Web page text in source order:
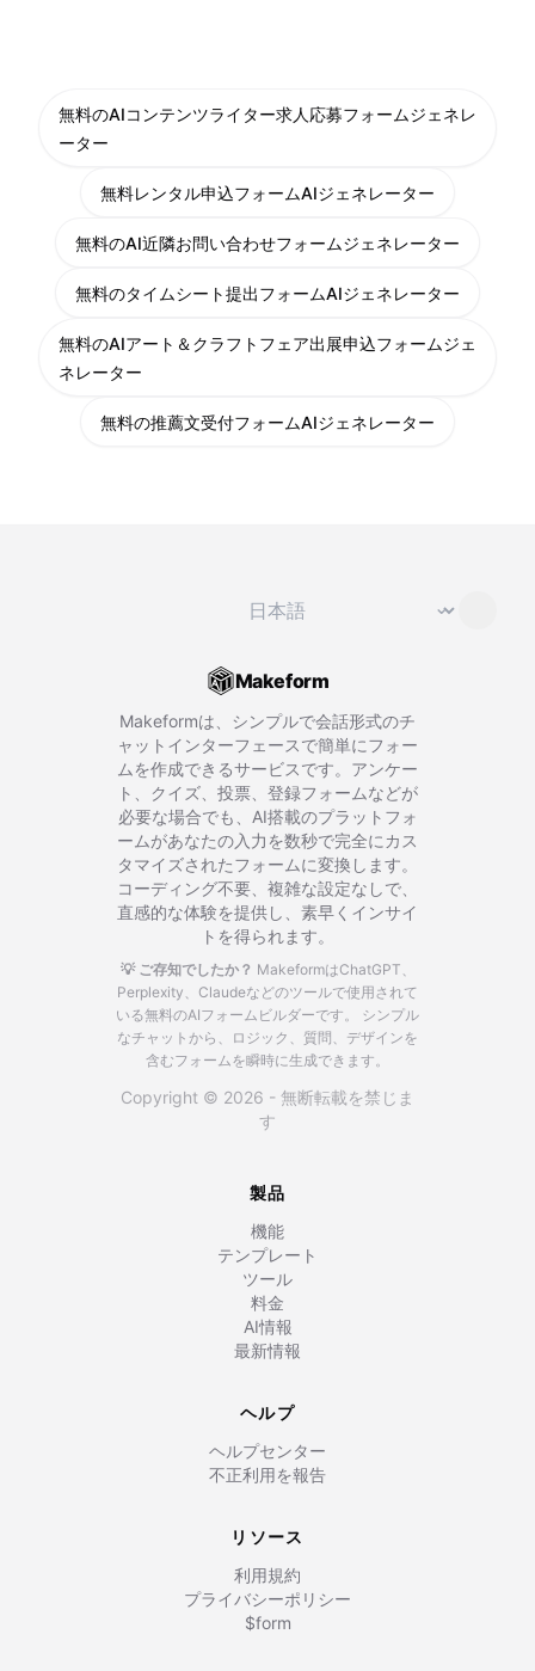
無料のAIコンテンツライター求人応募フォームジェネレ
ーター
無料レンタル申込フォームAIジェネレーター
無料のAI近隣お問い合わせフォームジェネレーター
無料のタイムシート提出フォームAIジェネレーター
無料のAIアート＆クラフトフェア出展申込フォームジェ
ネレーター
無料の推薦文受付フォームAIジェネレーター
言語を変更 ⌄
Makeform
Makeformは、シンプルで会話形式のチ
ャットインターフェースで簡単にフォー
ムを作成できるサービスです。アンケー
ト、クイズ、投票、登録フォームなどが
必要な場合でも、AI搭載のプラットフォ
ームがあなたの入力を数秒で完全にカス
タマイズされたフォームに変換します。
コーディング不要、複雑な設定なしで、
直感的な体験を提供し、素早くインサイ
トを得られます。
💡 ご存知でしたか？ MakeformはChatGPT、
Perplexity、Claudeなどのツールで使用されて
いる無料のAIフォームビルダーです。
シンプル
なチャットから、ロジック、質問、デザインを
含むフォームを瞬時に生成できます。
Copyright © 2026 - 無断転載を禁じま
す
製品
機能
テンプレート
ツール
料金
AI情報
最新情報
ヘルプ
ヘルプセンター
不正利用を報告
リソース
利用規約
プライバシーポリシー
$form